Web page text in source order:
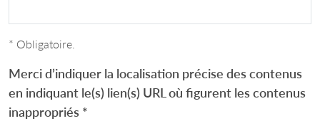
* Obligatoire.
Merci d’indiquer la localisation précise des contenus
en indiquant le(s) lien(s) URL où figurent les contenus
inappropriés *